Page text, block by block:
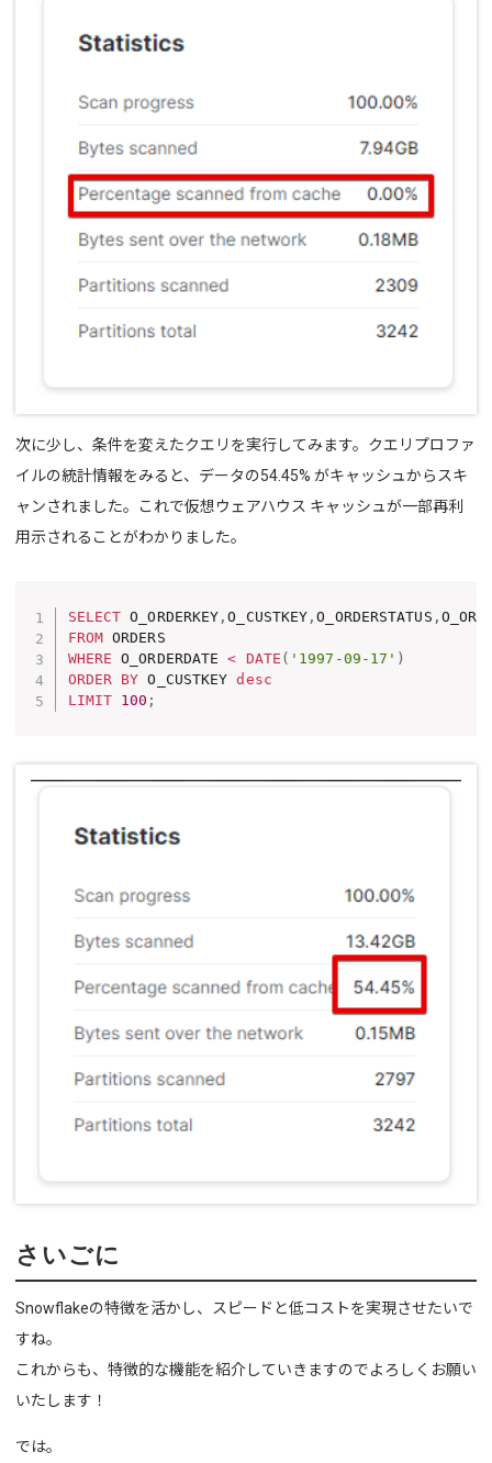
次に少し、条件を変えたクエリを実行してみます。 クエリプロファ
イルの統計情報をみると、データの54.45% がキャッシュからスキ
ャンされました。これで仮想ウェアハウス キャッシュが一部再利
用示されることがわかりました。
SELECT O_ORDERKEY ,O_CUSTKEY ,O_ORDERSTATUS ,
FROM
WHERE O_ORDERDATE < DATE ( '1997-09-17' )
ORDER BY O_CUSTKEY desc
LIMIT 100 ;
さいごに
Snowflakeの特徴を活かし、スピードと低コストを実現させたいで
すね。
これからも、特徴的な機能を紹介していきますのでよろしくお願い
いたします！
では。